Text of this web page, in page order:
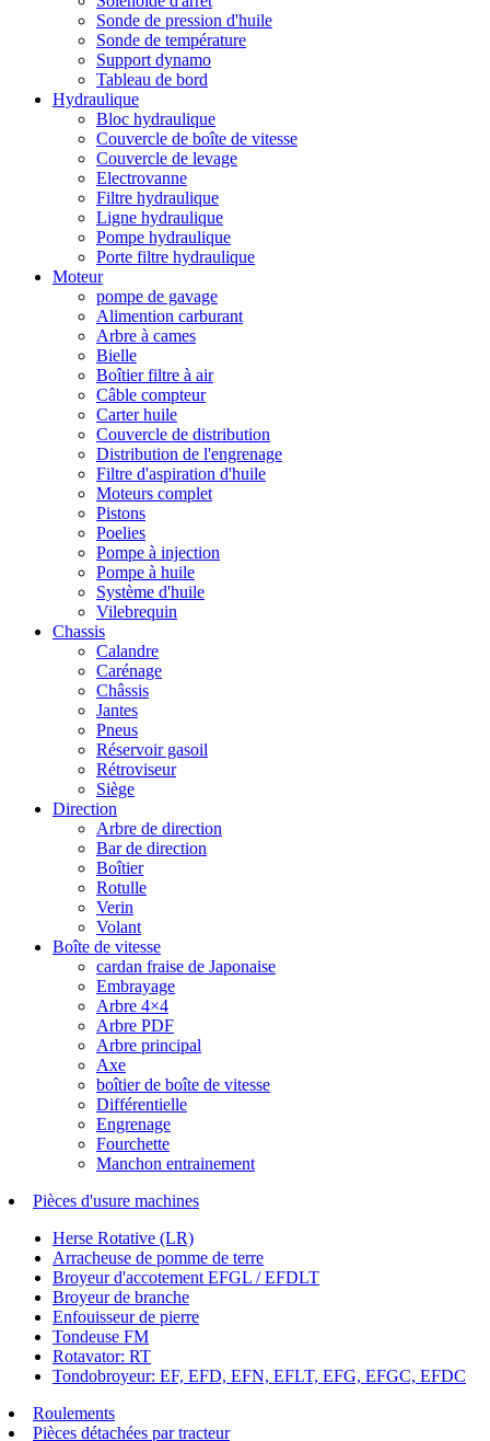
Sonde de pression d'huile
Sonde de température
Support dynamo
Tableau de bord
Hydraulique
Bloc hydraulique
Couvercle de boîte de vitesse
Couvercle de levage
Electrovanne
Filtre hydraulique
Ligne hydraulique
Pompe hydraulique
Porte filtre hydraulique
Moteur
pompe de gavage
Alimention carburant
Arbre à cames
Bielle
Boîtier filtre à air
Câble compteur
Carter huile
Couvercle de distribution
Distribution de l'engrenage
Filtre d'aspiration d'huile
Moteurs complet
Pistons
Poelies
Pompe à injection
Pompe à huile
Système d'huile
Vilebrequin
Chassis
Calandre
Carénage
Châssis
Jantes
Pneus
Réservoir gasoil
Rétroviseur
Siège
Direction
Arbre de direction
Bar de direction
Boîtier
Rotulle
Verin
Volant
Boîte de vitesse
cardan fraise de Japonaise
Embrayage
Arbre 4×4
Arbre PDF
Arbre principal
Axe
boîtier de boîte de vitesse
Différentielle
Engrenage
Fourchette
Manchon entrainement
Pièces d'usure machines
Herse Rotative (LR)
Arracheuse de pomme de terre
Broyeur d'accotement EFGL / EFDLT
Broyeur de branche
Enfouisseur de pierre
Tondeuse FM
Rotavator: RT
Tondobroyeur: EF, EFD, EFN, EFLT, EFG, EFGC, EFDC
Roulements
Pièces détachées par tracteur